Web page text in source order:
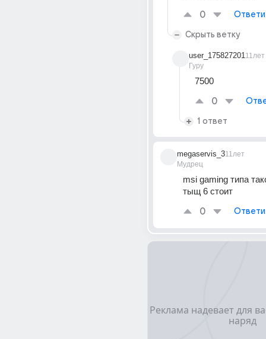
0
Скрыть ветку
user_175827201
Гуру
11лет
7500
0
1 ответ
megaservis_3
Мудрец
11лет
msi gaming типа
тыщ 6 стоит
0